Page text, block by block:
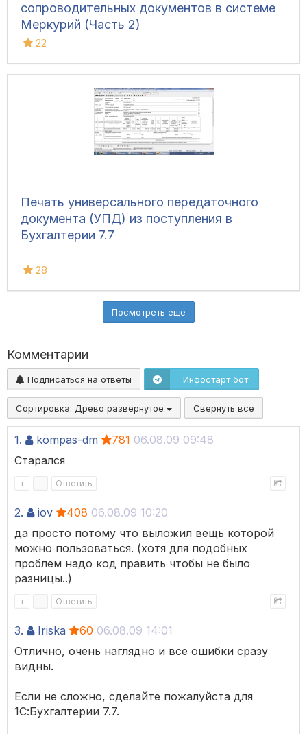
сопроводительных документов в системе
Меркурий (Часть 2)
22
Печать универсального передаточного
документа (УПД) из поступления в
Бухгалтерии 7.7
28
Посмотреть ещё
Комментарии
Подписаться на ответы Инфостарт бот
Сортировка: Древо развёрнутое Свернуть все
1. kompas-dm 781 06.08.09 09:48
Старался
+ – Ответить
2. iov 408 06.08.09 10:20
да просто потому что выложил вещь которой
можно пользоваться. (хотя для подобных
проблем надо код править чтобы не было
разницы..)
+ – Ответить
3. Iriska 60 06.08.09 14:01
Отлично, очень наглядно и все ошибки сразу
видны.
Если не сложно, сделайте пожалуйста для
1С:Бухгалтерии 7.7.